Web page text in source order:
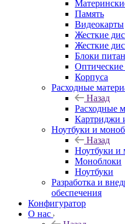
Память
Видеокарты
Жесткие
Жесткие
Блоки
Корпуса
Расходные
Назад
Расходные
Картриджи
Ноутбуки и
Назад
Ноутбуки и
Моноблоки
Ноутбуки
Разработка и
обеспечения
Конфигуратор
О нас